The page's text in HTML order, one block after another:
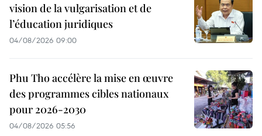
vision de la vulgarisation et de
l’éducation juridiques
04/08/2026 09:00
Phu Tho accélère la mise en œuvre
des programmes cibles nationaux
pour 2026-2030
04/08/2026 05:56